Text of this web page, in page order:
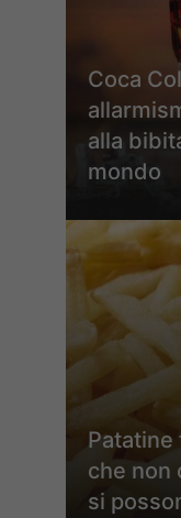
Coca
alla
mondo
che non
si